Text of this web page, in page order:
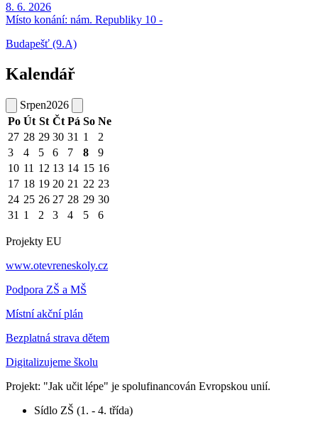
8. 6. 2026
Místo konání: nám. Republiky 10 -
Budapešť (9.A)
Kalendář
Srpen2026
Po Út St Čt Pá So Ne
27 28 29 30 31 1
2
3
4 5 6 7 8
9
10 11 12 13 14 15 16
17 18 19 20 21 22 23
24 25 26 27 28 29 30
31 1 2 3 4 5 6
Projekty EU
www.otevreneskoly.cz
Podpora ZŠ a MŠ
Místní akční plán
Bezplatná strava dětem
Digitalizujeme školu
Projekt: "Jak učit lépe" je spolufinancován Evropskou unií.
Sídlo ZŠ (1. - 4. třída)